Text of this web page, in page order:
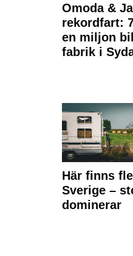
Omoda &
rekordfart:
en miljon
fabrik i
Här finns
Sverige –
dominerar